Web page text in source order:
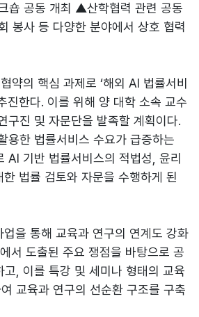
숍 공동 개최 ▲산학협력 관련 공동
봉사 등 다양한 분야에서 상호 협력
약의 핵심 과제로 ‘해외 AI 법률서비
진한다. 이를 위해 양 대학 소속 교수
구진 및 자문단을 발족할 계획이다.
용한 법률서비스 수요가 급증하는
AI 기반 법률서비스의 적법성, 윤리
법률 검토와 자문을 수행하게 된
을 통해 교육과 연구의 연계도 강화
서 도출된 주요 쟁점을 바탕으로 공
고, 이를 특강 및 세미나 형태의 교육
교육과 연구의 선순환 구조를 구축